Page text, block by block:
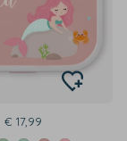
€ 17,99